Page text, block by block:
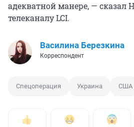
адекватной манере, — сказал
телеканалу LCI.
Василина Березкина
Корреспондент
Спецоперация Украина США